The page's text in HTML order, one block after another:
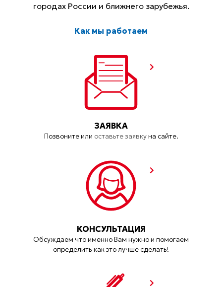
городах России и ближнего зарубежья.
Как мы работаем
ЗАЯВКА
Позвоните или оставьте заявкуна сайте.
КОНСУЛЬТАЦИЯ
Обсуждаем что именно Вам нужно и помогаем
определить как это лучше сделать!